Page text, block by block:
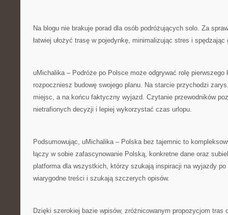
Na blogu nie brakuje porad dla osób podróżujących solo. Za
łatwiej ułożyć trasę w pojedynkę, minimalizując stres i spędzając
uMichalika – Podróże po Polsce może odgrywać rolę pierwszego
rozpoczniesz budowę swojego planu. Na starcie przychodzi
miejsc, a na końcu faktyczny wyjazd. Czytanie przewodników
nietrafionych decyzji i lepiej wykorzystać czas urlopu.
Podsumowując, uMichalika – Polska bez tajemnic to
łączy w sobie zafascynowanie Polską, konkretne dane oraz
platforma dla wszystkich, którzy szukają inspiracji na wyjazdy
wiarygodne treści i szukają szczerych opisów.
Dzięki szerokiej bazie wpisów, zróżnicowanym propozycjom tras